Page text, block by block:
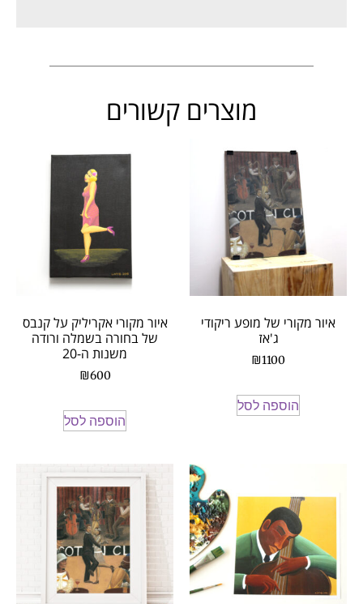
מוצרים קשורים
איור מקורי של מופע ריקודי
ג'אז
₪1100
הוספה לסל
איור מקורי אקריליק על קנבס
של בחורה בשמלה ורודה
משנות ה-20
₪600
הוספה לסל